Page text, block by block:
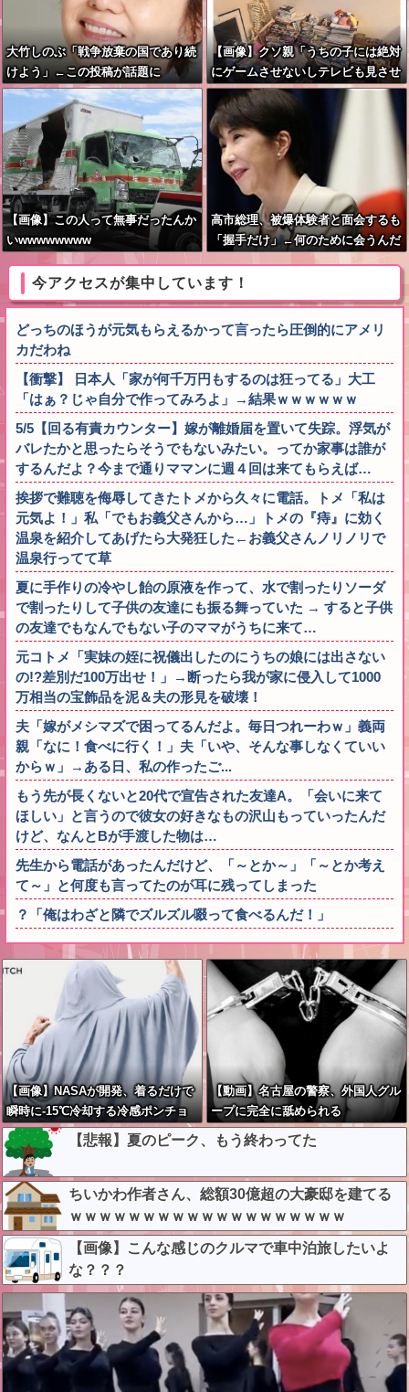
大竹しのぶ「戦争放棄の国であり続
けよう」←この投稿が話題に
【画像】クソ親「うちの子には絶対
にゲームさせないしテレビも見させ
ない！！！！！」
【画像】この人って無事だったんか
いwwwwwwww
高市総理、被爆体験者と面会するも
「握手だけ」←何のために会うんだ
今アクセスが集中しています！
どっちのほうが元気もらえるかって言ったら圧倒的にアメリ
カだわね
【衝撃】 日本人「家が何千万円もするのは狂ってる」大工
「はぁ？じゃ自分で作ってみろよ」→結果ｗｗｗｗｗｗ
5/5【回る有責カウンター】嫁が離婚届を置いて失踪。浮気が
バレたかと思ったらそうでもないみたい。ってか家事は誰が
するんだよ？今まで通りママンに週４回は来てもらえば…
挨拶で難聴を侮辱してきたトメから久々に電話。トメ「私は
元気よ！」私「でもお義父さんから…」トメの『痔』に効く
温泉を紹介してあげたら大発狂した←お義父さんノリノリで
温泉行ってて草
夏に手作りの冷やし飴の原液を作って、水で割ったりソーダ
で割ったりして子供の友達にも振る舞っていた → すると子供
の友達でもなんでもない子のママがうちに来て…
元コトメ「実妹の姪に祝儀出したのにうちの娘には出さない
の!?差別だ100万出せ！」→断ったら我が家に侵入して1000
万相当の宝飾品を泥＆夫の形見を破壊！
夫「嫁がメシマズで困ってるんだよ。毎日つれーわｗ」義両
親「なに！食べに行く！」夫「いや、そんな事しなくていい
からｗ」→ある日、私の作ったご...
もう先が長くないと20代で宣告された友達A。「会いに来て
ほしい」と言うので彼女の好きなもの沢山もっていったんだ
けど、なんとBが手渡した物は…
先生から電話があったんだけど、「～とか～」「～とか考え
て～」と何度も言ってたのが耳に残ってしまった
？「俺はわざと隣でズルズル啜って食べるんだ！」
【画像】NASAが開発、着るだけで
瞬時に-15℃冷却する冷感ポンチョ
が3,980円ｗｗｗｗｗ
【動画】名古屋の警察、外国人グル
ープに完全に舐められる
【悲報】夏のピーク、もう終わってた
ちいかわ作者さん、総額30億超の大豪邸を建てる
ｗｗｗｗｗｗｗｗｗｗｗｗｗｗｗｗｗｗｗ
【画像】こんな感じのクルマで車中泊旅したいよ
な？？？